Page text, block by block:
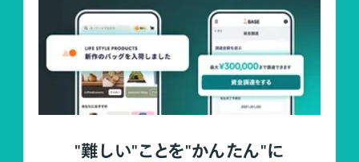
"難しい"ことを"かんたん"に